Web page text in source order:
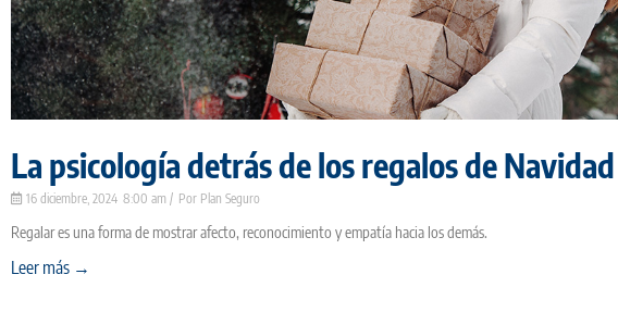
La psicología detrás de los regalos de Navidad
Plan Seguro
16 diciembre, 2024 8:00 am
Regalar es una forma de mostrar afecto, reconocimiento y empatía hacia los demás.
Leer más →